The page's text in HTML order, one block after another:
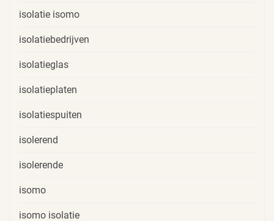
isolatie isomo
isolatiebedrijven
isolatieglas
isolatieplaten
isolatiespuiten
isolerend
isolerende
isomo
isomo isolatie